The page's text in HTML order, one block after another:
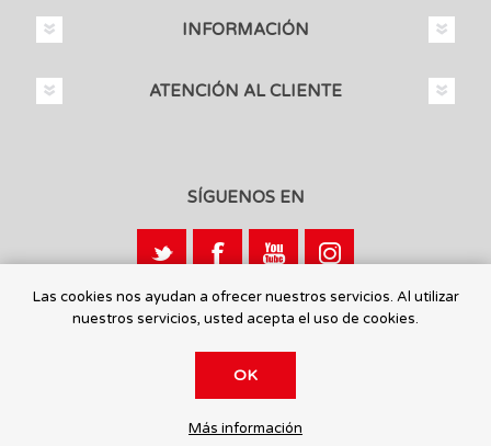
INFORMACIÓN
ATENCIÓN AL CLIENTE
SÍGUENOS EN
Calle León, 1 - 03440 Ibi, Alicante
Las cookies nos ayudan a ofrecer nuestros servicios. Al utilizar
nuestros servicios, usted acepta el uso de cookies.
OK
Más información